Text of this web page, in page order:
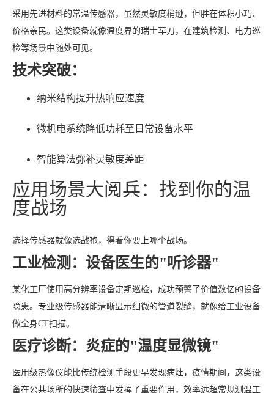
采用先进材料的常温传感器，虽然灵敏度稍逊，但胜在体积小巧、
价格亲民。这类设备就像温度界的瑞士军刀，在建筑检测、电力巡
检等场景中随处可见。
技术突破：
纳米结构提升热响应速度
微机电系统降低功耗至日常设备水平
智能算法弥补灵敏度差距
应用场景大阅兵：找到你的温
度战场
选择传感器就像选战袍，得看你要上哪个战场。
工业检测：设备医生的"听诊器"
某化工厂使用高分辨率设备定期巡检，成功预警了价值数亿的设备
隐患。专业级传感器能清晰显示细微的管道裂缝，就像给工业设备
做全身CT扫描。
医疗诊断：炎症的"温度显微镜"
医用级热像仪能比传统检测手段更早发现病灶，疫情期间，这类设
备在公共场所的快速筛查中发挥了重要作用，效率远超常规测温工